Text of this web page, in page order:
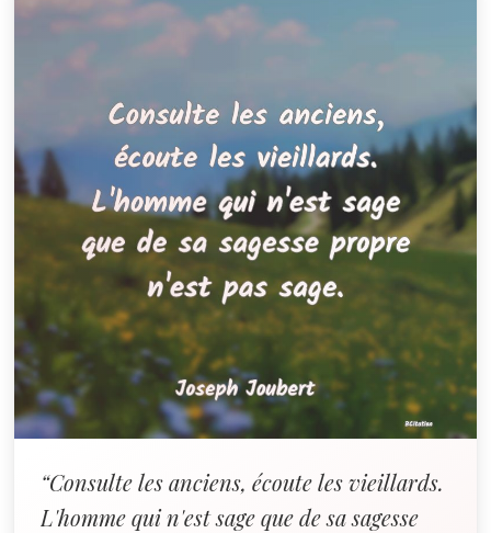
“Consulte les anciens, écoute les vieillards.
L'homme qui n'est sage que de sa sagesse